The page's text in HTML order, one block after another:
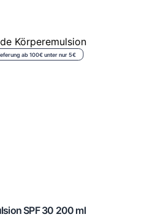
ab 100€ unter nur 5€
SPF 30 200 ml